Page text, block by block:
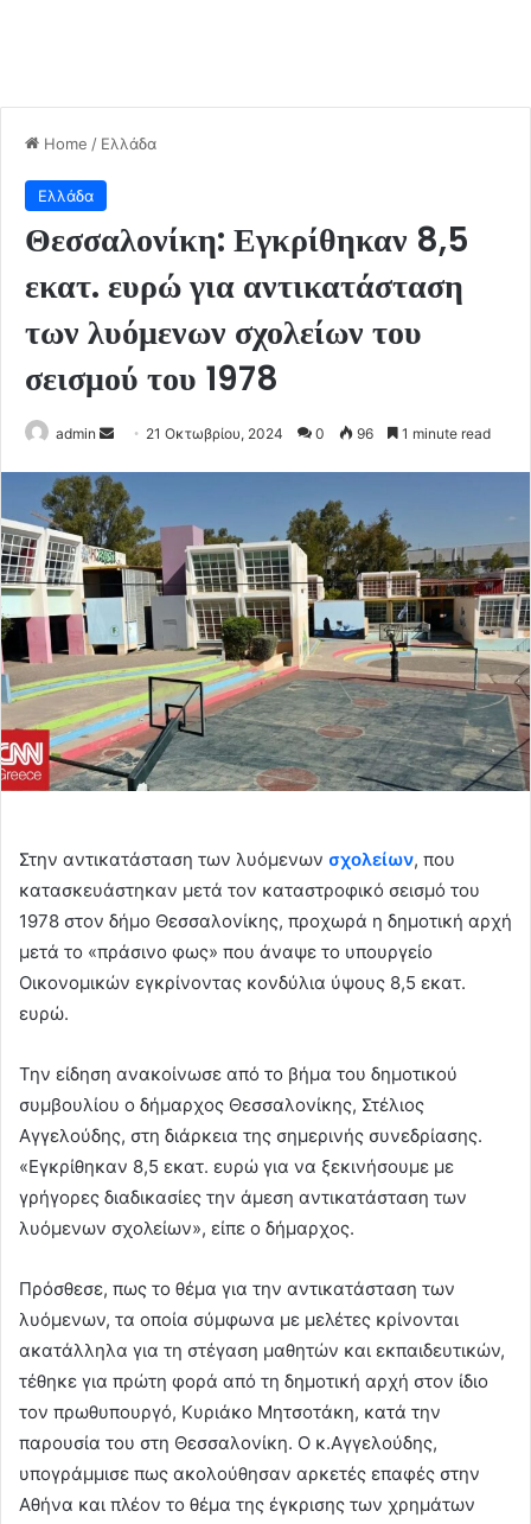
Home / Ελλάδα
Ελλάδα
Θεσσαλονίκη: Εγκρίθηκαν 8,5
εκατ. ευρώ για αντικατάσταση
των λυόμενων σχολείων του
σεισμού του 1978
admin
Send
email
21 Οκτωβρίου, 2024 0 96 1 minute read
Στην αντικατάσταση των λυόμενων σχολείων, που
κατασκευάστηκαν μετά τον καταστροφικό σεισμό του
1978 στον δήμο Θεσσαλονίκης, προχωρά η δημοτική αρχή
μετά το «πράσινο φως» που άναψε το υπουργείο
Οικονομικών εγκρίνοντας κονδύλια ύψους 8,5 εκατ.
ευρώ.
Την είδηση ανακοίνωσε από το βήμα του δημοτικού
συμβουλίου ο δήμαρχος Θεσσαλονίκης, Στέλιος
Αγγελούδης, στη διάρκεια της σημερινής συνεδρίασης.
«Εγκρίθηκαν 8,5 εκατ. ευρώ για να ξεκινήσουμε με
γρήγορες διαδικασίες την άμεση αντικατάσταση των
λυόμενων σχολείων», είπε ο δήμαρχος.
Πρόσθεσε, πως το θέμα για την αντικατάσταση των
λυόμενων, τα οποία σύμφωνα με μελέτες κρίνονται
ακατάλληλα για τη στέγαση μαθητών και εκπαιδευτικών,
τέθηκε για πρώτη φορά από τη δημοτική αρχή στον ίδιο
τον πρωθυπουργό, Κυριάκο Μητσοτάκη, κατά την
παρουσία του στη Θεσσαλονίκη. Ο κ.Αγγελούδης,
υπογράμμισε πως ακολούθησαν αρκετές επαφές στην
Αθήνα και πλέον το θέμα της έγκρισης των χρημάτων